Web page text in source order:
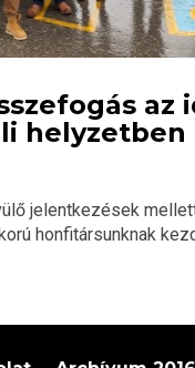
az
helyzetben
jelentkezések
honfitársunknak